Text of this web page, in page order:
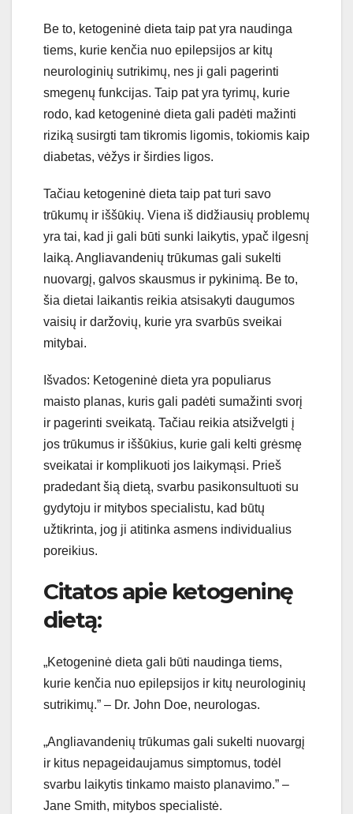
Be to, ketogeninė dieta taip pat yra naudinga
tiems, kurie kenčia nuo epilepsijos ar kitų
neurologinių sutrikimų, nes ji gali pagerinti
smegenų funkcijas. Taip pat yra tyrimų, kurie
rodo, kad ketogeninė dieta gali padėti mažinti
riziką susirgti tam tikromis ligomis, tokiomis kaip
diabetas, vėžys ir širdies ligos.
Tačiau ketogeninė dieta taip pat turi savo
trūkumų ir iššūkių. Viena iš didžiausių problemų
yra tai, kad ji gali būti sunki laikytis, ypač ilgesnį
laiką. Angliavandenių trūkumas gali sukelti
nuovargį, galvos skausmus ir pykinimą. Be to,
šia dietai laikantis reikia atsisakyti daugumos
vaisių ir daržovių, kurie yra svarbūs sveikai
mitybai.
Išvados: Ketogeninė dieta yra populiarus
maisto planas, kuris gali padėti sumažinti svorį
ir pagerinti sveikatą. Tačiau reikia atsižvelgti į
jos trūkumus ir iššūkius, kurie gali kelti grėsmę
sveikatai ir komplikuoti jos laikymąsi. Prieš
pradedant šią dietą, svarbu pasikonsultuoti su
gydytoju ir mitybos specialistu, kad būtų
užtikrinta, jog ji atitinka asmens individualius
poreikius.
Citatos apie ketogeninę
dietą:
„Ketogeninė dieta gali būti naudinga tiems,
kurie kenčia nuo epilepsijos ir kitų neurologinių
sutrikimų.” – Dr. John Doe, neurologas.
„Angliavandenių trūkumas gali sukelti nuovargį
ir kitus nepageidaujamus simptomus, todėl
svarbu laikytis tinkamo maisto planavimo.” –
Jane Smith, mitybos specialistė.